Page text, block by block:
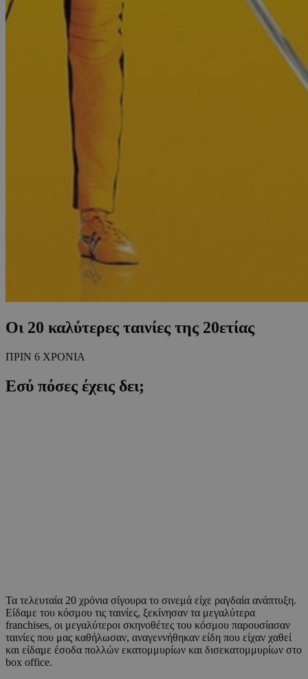
Οι 20 καλύτερες ταινίες της 20ετίας
ΠΡΙΝ 6 ΧΡΟΝΙΑ
Εσύ πόσες έχεις δει;
Τα τελευταία 20 χρόνια σίγουρα το σινεμά είχε ραγδαία ανάπτυξη.
Είδαμε του κόσμου τις ταινίες, ξεκίνησαν τα μεγαλύτερα
franchises, οι μεγαλύτεροι σκηνοθέτες του κόσμου παρουσίασαν
ταινίες που μας καθήλωσαν, αναγεννήθηκαν είδη που είχαν χαθεί
και είδαμε έσοδα πολλών εκατομμυρίων και δισεκατομμυρίων στο
box office.